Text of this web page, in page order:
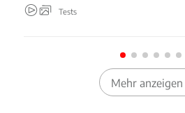
Tests
Mehr anzeigen